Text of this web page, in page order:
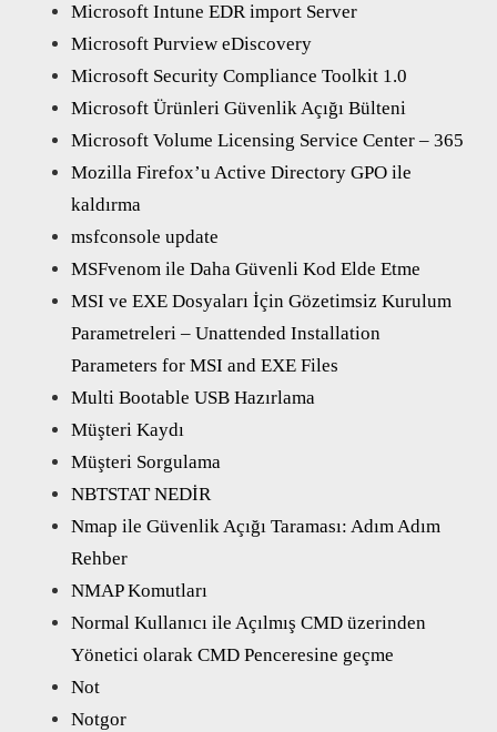
Microsoft Intune EDR import Server
Microsoft Purview eDiscovery
Microsoft Security Compliance Toolkit 1.0
Microsoft Ürünleri Güvenlik Açığı Bülteni
Microsoft Volume Licensing Service Center – 365
Mozilla Firefox’u Active Directory GPO ile
kaldırma
msfconsole update
MSFvenom ile Daha Güvenli Kod Elde Etme
MSI ve EXE Dosyaları İçin Gözetimsiz Kurulum
Parametreleri – Unattended Installation
Parameters for MSI and EXE Files
Multi Bootable USB Hazırlama
Müşteri Kaydı
Müşteri Sorgulama
NBTSTAT NEDİR
Nmap ile Güvenlik Açığı Taraması: Adım Adım
Rehber
NMAP Komutları
Normal Kullanıcı ile Açılmış CMD üzerinden
Yönetici olarak CMD Penceresine geçme
Not
Notgor